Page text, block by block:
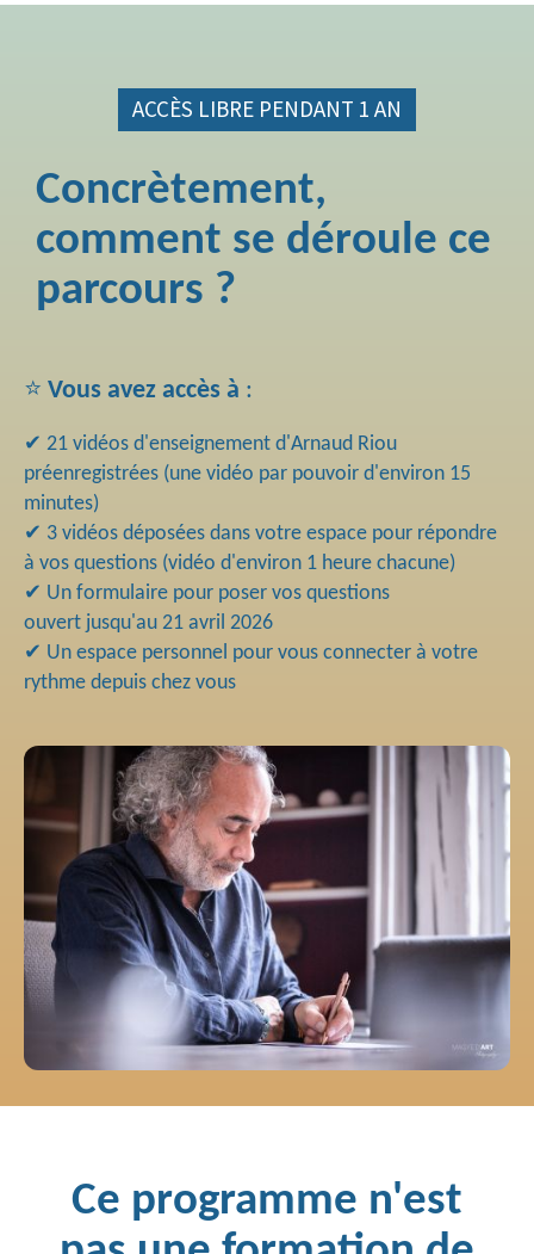
ACCÈS LIBRE PENDANT 1 AN
Concrètement,
comment se déroule ce
parcours ?
⭐ Vous avez accès à :
✔ 21 vidéos d'enseignement d'Arnaud Riou
préenregistrées (une vidéo par pouvoir d'environ 15
minutes)
✔ 3 vidéos déposées dans votre espace pour répondre
à vos questions (vidéo d'environ 1 heure chacune)
✔ Un formulaire pour poser vos questions
ouvert jusqu'au 21 avril 2026
✔ Un espace personnel pour vous connecter à votre
rythme depuis chez vous
Ce programme n'est